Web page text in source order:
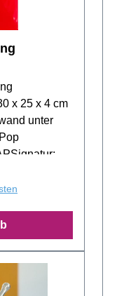
perfekt
Rahmung.
unter
ein Foto
um den
das